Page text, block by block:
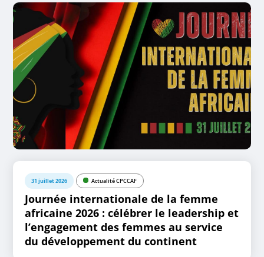
31 juillet 2026 Actualité CPCCAF
Journée internationale de la femme
africaine 2026 : célébrer le leadership et
l’engagement des femmes au service
du développement du continent